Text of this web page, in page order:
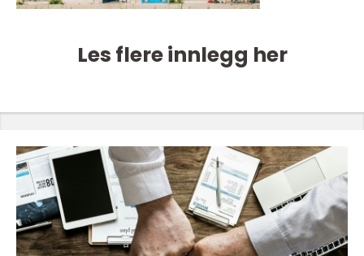
Les flere innlegg her